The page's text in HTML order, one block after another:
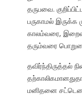
தருபவை.
பருகாமல் இருக்க
காலம்வரை,
தரும்வரை
தவிர்ந்திருத்தல்
மனிதனை சட்டென